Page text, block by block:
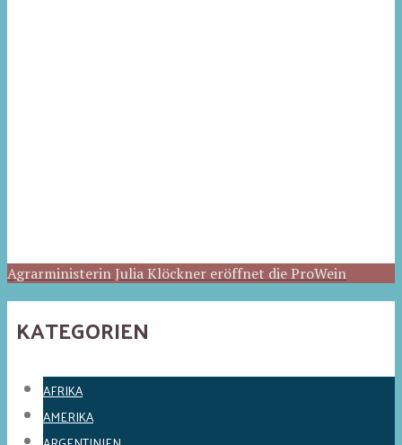
Agrarministerin Julia Klöckner eröffnet die ProWein
KATEGORIEN
AFRIKA
AMERIKA